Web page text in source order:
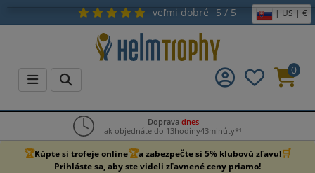
veľmi dobré 5 / 5 | US | €
0
Doprava dnes
ak objednáte do 13hodiny43minúty*¹
🏆Kúpte si trofeje online🏆a zabezpečte si 5% klubovú zľavu!🛒
Prihláste sa, aby ste videli zľavnené ceny priamo!